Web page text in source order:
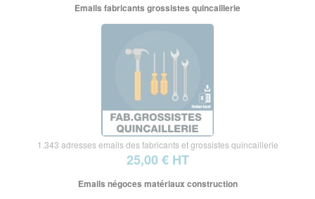
Emails fabricants grossistes quincaillerie
1.343 adresses emails des fabricants et grossistes quincaillerie
25,00 € HT
Emails négoces matériaux construction